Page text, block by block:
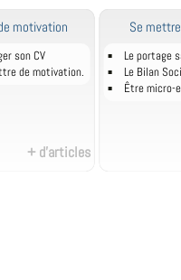
motivation
son CV
de motivation.
+ d'articles
Se
Le portage
Le Bilan
Être micro-